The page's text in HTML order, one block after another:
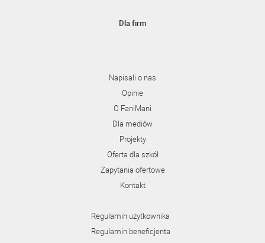
Dla firm
Napisali o nas
Opinie
O FaniMani
Dla mediów
Projekty
Oferta dla szkół
Zapytania ofertowe
Kontakt
Regulamin użytkownika
Regulamin beneficjenta